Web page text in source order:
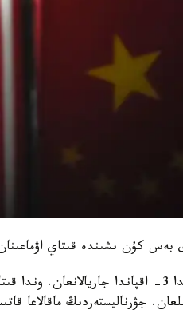
بەس كۇن ىشىندە قىتاي
ماقالا باسىلىمدا 3- اقپاندا
جۋرناليستەردىڭ ماقالاعا